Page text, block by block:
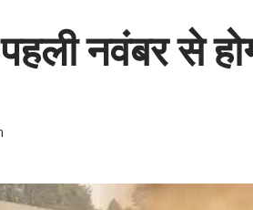
नवंबर से